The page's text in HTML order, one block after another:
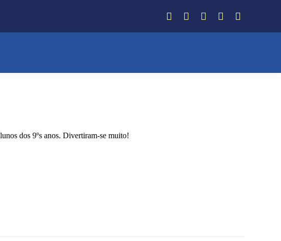
FacebookInstagram
TwitterYouTubeWhatsapp
dos 9ºs anos. Divertiram-se muito!